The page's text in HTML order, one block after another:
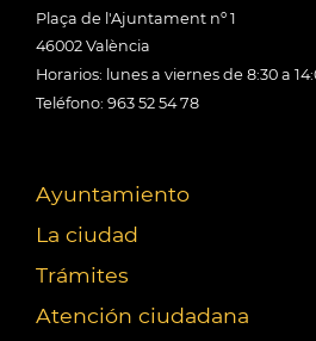
Plaça de l'Ajuntament nº 1
46002 València
Horarios: lunes a viernes de 8:30 a
Teléfono: 963 52 54 78
Ayuntamiento
La ciudad
Trámites
Atención ciudadana